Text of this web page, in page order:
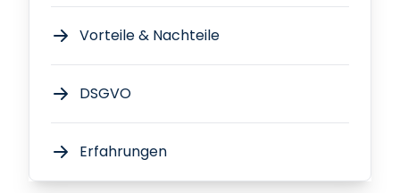
Vorteile & Nachteile
DSGVO
Erfahrungen